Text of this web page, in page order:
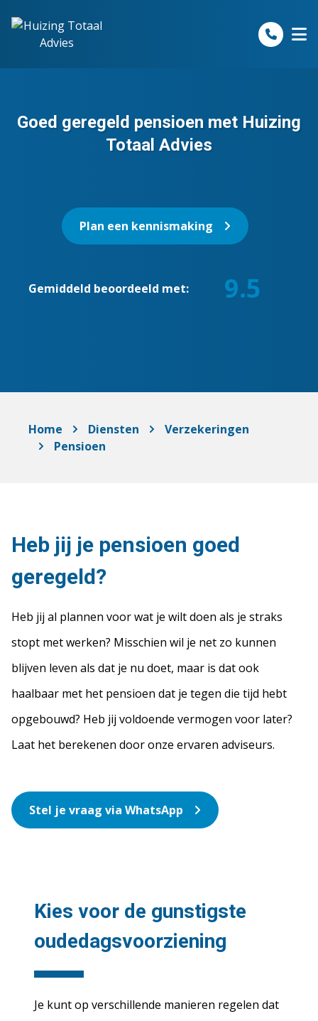
Goed geregeld pensioen met Huizing
Totaal Advies
Plan een kennismaking
Gemiddeld beoordeeld met: 9.5
Home Diensten
Verzekeringen
Pensioen
Heb jij je pensioen goed
geregeld?
Heb jij al plannen voor wat je wilt doen als je straks
stopt met werken? Misschien wil je net zo kunnen
blijven leven als dat je nu doet, maar is dat ook
haalbaar met het pensioen dat je tegen die tijd hebt
opgebouwd? Heb jij voldoende vermogen voor later?
Laat het berekenen door onze ervaren adviseurs.
Stel je vraag via WhatsApp
Kies voor de gunstigste
oudedagsvoorziening
Je kunt op verschillende manieren regelen dat